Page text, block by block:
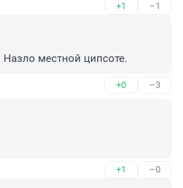
+1 –1
местной ципсоте.
+0 –3
+1 –0